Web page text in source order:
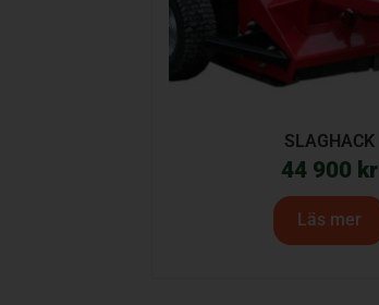
SLAGHACK
44 900 kr
Läs mer